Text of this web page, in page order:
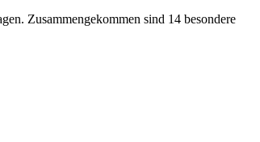
Zusammengekommen sind 14 besondere